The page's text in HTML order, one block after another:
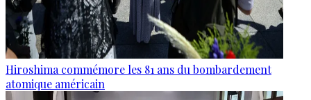
Hiroshima commémore les 81 ans du bombardement
atomique américain